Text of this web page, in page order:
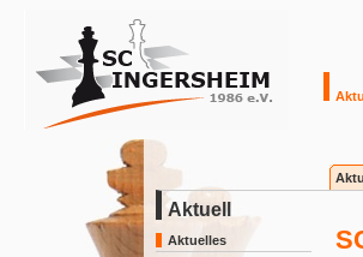
Aktuell
Aktuelles